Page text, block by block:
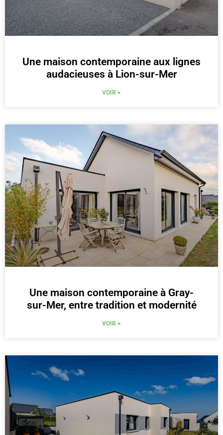
Une maison contemporaine aux lignes
audacieuses à Lion-sur-Mer
VOIR +
Une maison contemporaine à Gray-
sur-Mer, entre tradition et modernité
VOIR +